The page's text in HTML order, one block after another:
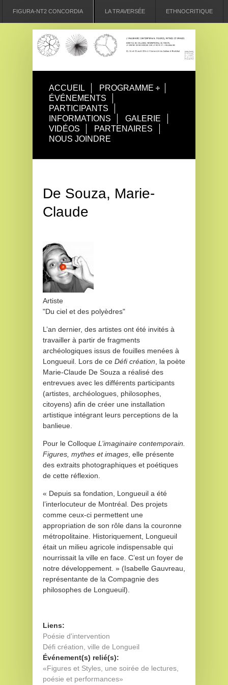
FIGURA-NT2 CONCORDIA LA TRAVERSÉE ETHNOCRITIQUE
ACCUEIL
PROGRAMME
ÉVÉNEMENTS
PARTICIPANTS
INFORMATIONS
GALERIE
VIDÉOS
PARTENAIRES
NOUS JOINDRE
De Souza, Marie-
Claude
Artiste
"Du ciel et des polyèdres"
L’an dernier, des artistes ont été invités à
travailler à partir de fragments
archéologiques issus de fouilles menées à
Longueuil. Lors de ce Défi création , la poète
Marie-Claude De Souza a réalisé des
entrevues avec les différents participants
(artistes, archéologues, philosophes,
citoyens) afin de créer une installation
artistique intégrant leurs perceptions de la
banlieue.
Pour le Colloque L’imaginaire contemporain.
Figures, mythes et images , elle présente
des extraits photographiques et poétiques
de cette réflexion.
« Depuis sa fondation, Longueuil a été
l’interlocuteur de Montréal. Des projets
comme ceux-ci permettent une
appropriation de son rôle dans la couronne
métropolitaine. Historiquement, Longueuil
était un milieu agricole indispensable qui
nourrissait la ville en face. C’est un foyer de
notre développement. » (Isabelle Gauvreau,
représentante de la Compagnie des
philosophes de Longueuil).
Liens:
Poésie d'intervention
Défi création, ville de Longueil
Événement(s) relié(s):
«Figures et Styles, une soirée de lectures,
poésie et performances»